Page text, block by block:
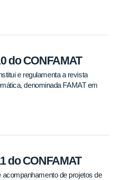
do CONFAMAT
e regulamenta a revista
denominada FAMAT em
do CONFAMAT
de projetos de